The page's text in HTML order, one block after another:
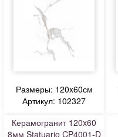
Размеры: 120x60см
Артикул: 102327
Керамогранит 120x60
8мм Statuario CP4001-D